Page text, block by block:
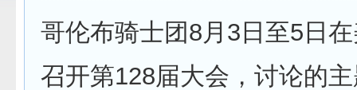
哥伦布骑士团8月3日至5日
召开第128届大会，讨论的